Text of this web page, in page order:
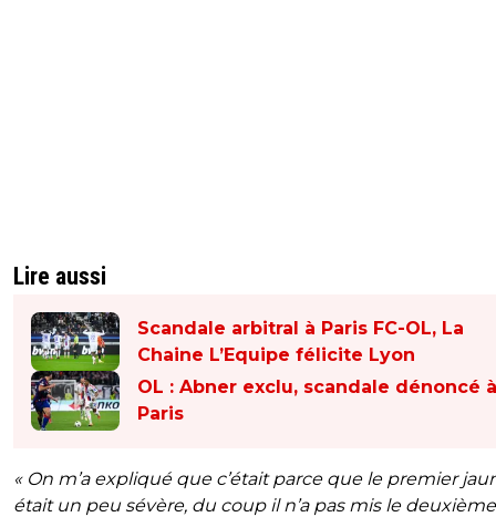
Lire aussi
Scandale arbitral à Paris FC-OL, La
Chaine L’Equipe félicite Lyon
OL : Abner exclu, scandale dénoncé à
Paris
« On m’a expliqué que c’était parce que le premier
était un peu sévère, du coup il n’a pas mis le deuxième